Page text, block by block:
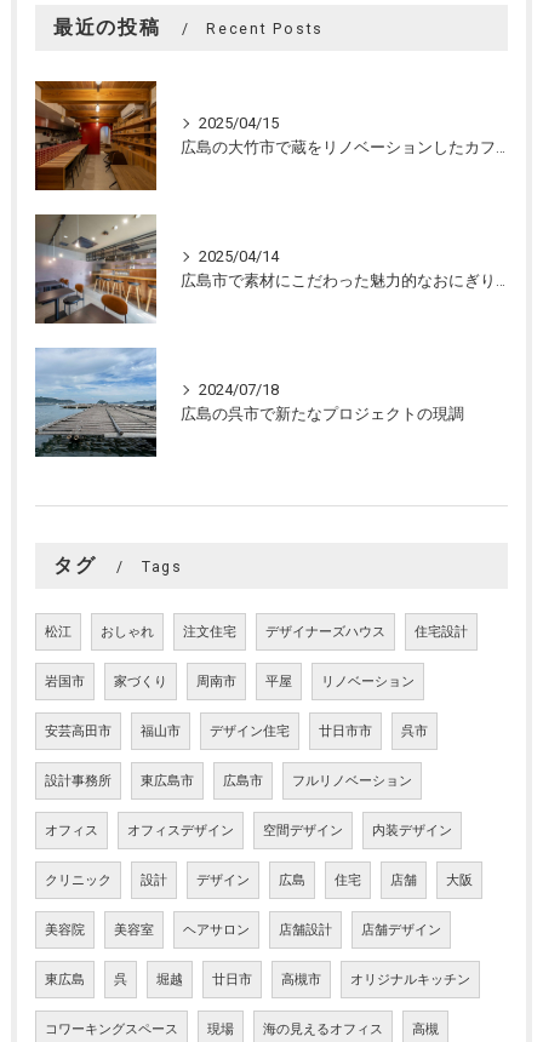
最近の投稿 Recent Posts
2025/04/15
2025/04/14
2024/07/18
広島の呉市で新たなプロジェクトの現調
タグ Tags
松江 おしゃれ 注文住宅 デザイナーズハウス 住宅設計
岩国市 家づくり 周南市 平屋 リノベーション
安芸高田市 福山市 デザイン住宅 廿日市市 呉市
設計事務所 東広島市 広島市 フルリノベーション
オフィス オフィスデザイン 空間デザイン 内装デザイン
クリニック 設計 デザイン 広島 住宅 店舗 大阪
美容院 美容室 ヘアサロン 店舗設計 店舗デザイン
東広島 呉 堀越 廿日市 高槻市 オリジナルキッチン
コワーキングスペース 現場 海の見えるオフィス 高槻